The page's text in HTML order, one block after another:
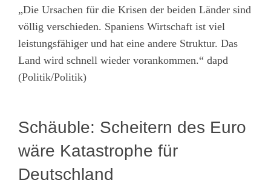
„Die Ursachen für die Krisen der beiden Länder sind
völlig verschieden. Spaniens Wirtschaft ist viel
leistungsfähiger und hat eine andere Struktur. Das
Land wird schnell wieder vorankommen.“ dapd
(Politik/Politik)
Schäuble: Scheitern des Euro
wäre Katastrophe für
Deutschland